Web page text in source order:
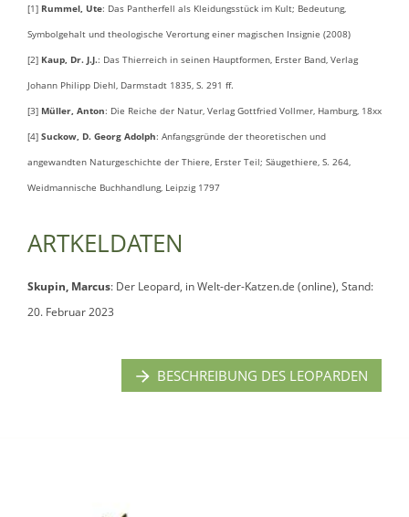
[1] Rummel, Ute: Das Pantherfell als Kleidungsstück im Kult; Bedeutung,
Symbolgehalt und theologische Verortung einer magischen Insignie (2008)
[2] Kaup, Dr. J.J.: Das Thierreich in seinen Hauptformen, Erster Band, Verlag
Johann Philipp Diehl, Darmstadt 1835, S. 291 ff.
[3] Müller, Anton: Die Reiche der Natur, Verlag Gottfried Vollmer, Hamburg, 18xx
[4] Suckow, D. Georg Adolph: Anfangsgründe der theoretischen und
angewandten Naturgeschichte der Thiere, Erster Teil; Säugethiere, S. 264,
Weidmannische Buchhandlung, Leipzig 1797
ARTKELDATEN
Skupin, Marcus: Der Leopard, in Welt-der-Katzen.de (online), Stand:
20. Februar 2023
BESCHREIBUNG DES LEOPARDEN